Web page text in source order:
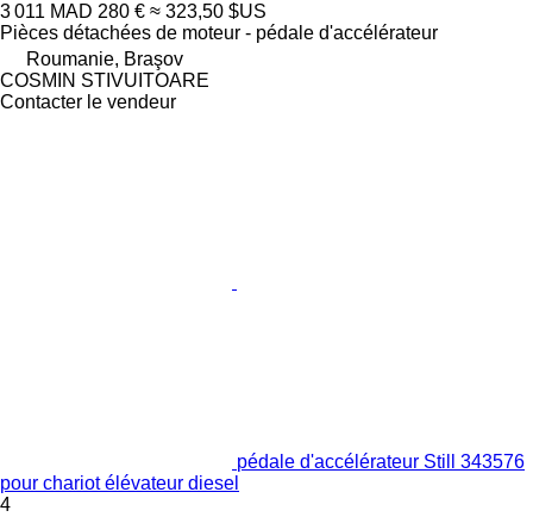
3 011 MAD 280 € ≈ 323,50 $US
Pièces détachées de moteur - pédale d'accélérateur
Roumanie, Braşov
COSMIN STIVUITOARE
Contacter le vendeur
pédale d'accélérateur Still 343576
pour chariot élévateur diesel
4